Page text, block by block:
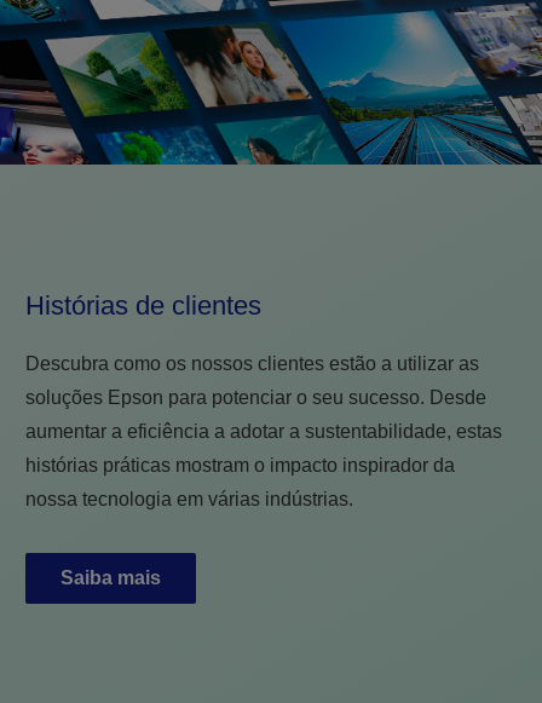
Histórias de clientes
Descubra como os nossos clientes estão a utilizar as
soluções Epson para potenciar o seu sucesso. Desde
aumentar a eficiência a adotar a sustentabilidade, estas
histórias práticas mostram o impacto inspirador da
nossa tecnologia em várias indústrias.
Saiba mais